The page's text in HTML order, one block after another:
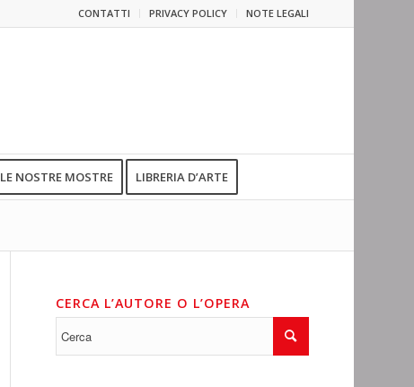
CONTATTI PRIVACY POLICY NOTE LEGALI
LE NOSTRE MOSTRE LIBRERIA D’ARTE
CERCA L’AUTORE O L’OPERA